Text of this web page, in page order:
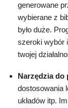
generowane
wybierane z
było duże.
szeroki wybór
twojej
Narzędzia do
dostosowania
układów itp.